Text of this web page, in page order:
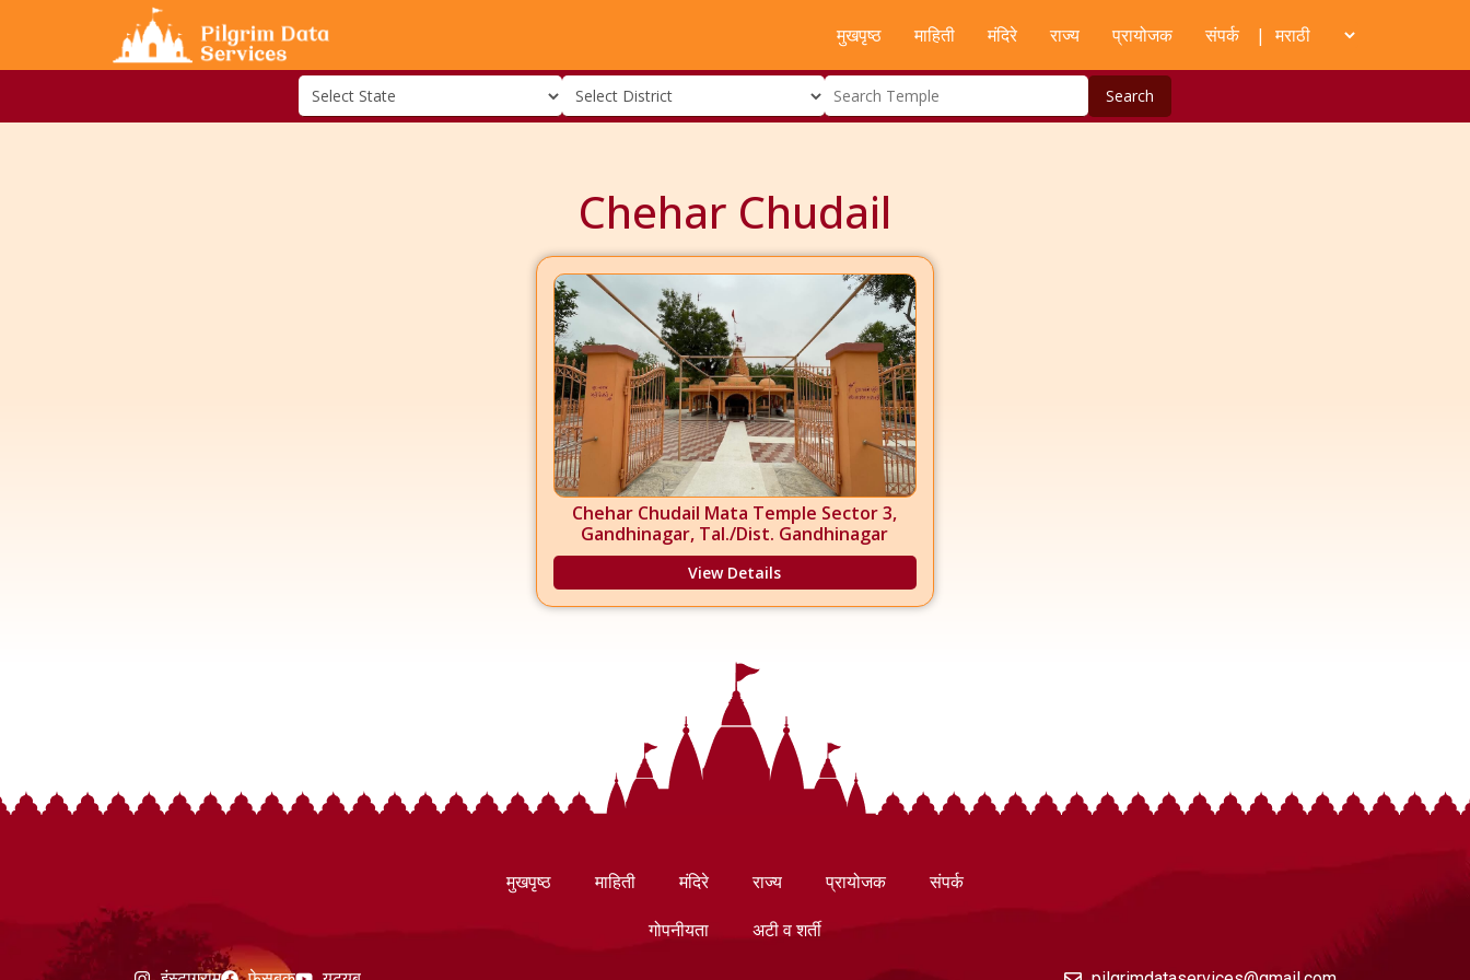
मुखपृष्ठ माहिती मंदिरे राज्य प्रायोजक संपर्क |
Search
Chehar Chudail
Chehar Chudail Mata Temple Sector 3,
Gandhinagar, Tal./Dist. Gandhinagar
View Details
मुखपृष्ठ माहिती मंदिरे राज्य प्रायोजक संपर्क
गोपनीयता अटी व शर्ती